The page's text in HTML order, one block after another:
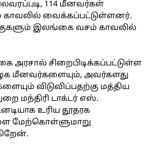
114 மீனவர்கள்
வைக்கப்பட்டுள்ளனர்.
இலங்கை வசம் காவலில்
சிறைபிடிக்கப்பட்டுள்ள
மீனவர்களையும், அவர்களது
விடுவிப்பதற்கு மத்திய
மந்திரி டாக்டர் எஸ்.
உரிய தூதரக
மேற்கொள்ளுமாறு